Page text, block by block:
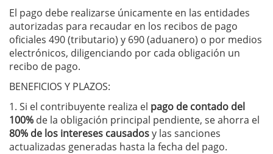
El pago debe realizarse únicamente en las entidades
autorizadas para recaudar en los recibos de pago
oficiales 490 (tributario) y 690 (aduanero) o por medios
electrónicos, diligenciando por cada obligación un
recibo de pago.
BENEFICIOS Y PLAZOS:
1. Si el contribuyente realiza el pago de contado del
100% de la obligación principal pendiente, se ahorra el
80% de los intereses causadosy las sanciones
actualizadas generadas hasta la fecha del pago.